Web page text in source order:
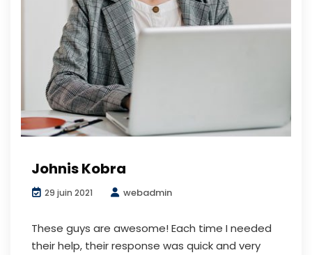
Johnis Kobra
29 juin 2021 webadmin
These guys are awesome! Each time I needed
their help, their response was quick and very